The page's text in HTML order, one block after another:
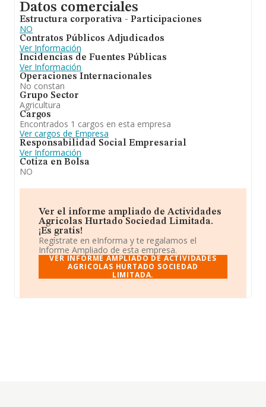
Datos comerciales
Estructura corporativa - Participaciones
NO
Contratos Públicos Adjudicados
Ver Información
Incidencias de Fuentes Públicas
Ver Información
Operaciones Internacionales
No constan
Grupo Sector
Agricultura
Cargos
Encontrados 1 cargos en esta empresa
Ver cargos de Empresa
Responsabilidad Social Empresarial
Ver Información
Cotiza en Bolsa
NO
Ver el informe ampliado de Actividades
Agricolas Hurtado Sociedad Limitada.
¡Es gratis!
Regístrate en eInforma y te regalamos el
Informe Ampliado de esta empresa.
VER INFORME AMPLIADO DE ACTIVIDADES
AGRICOLAS HURTADO SOCIEDAD
LIMITADA.